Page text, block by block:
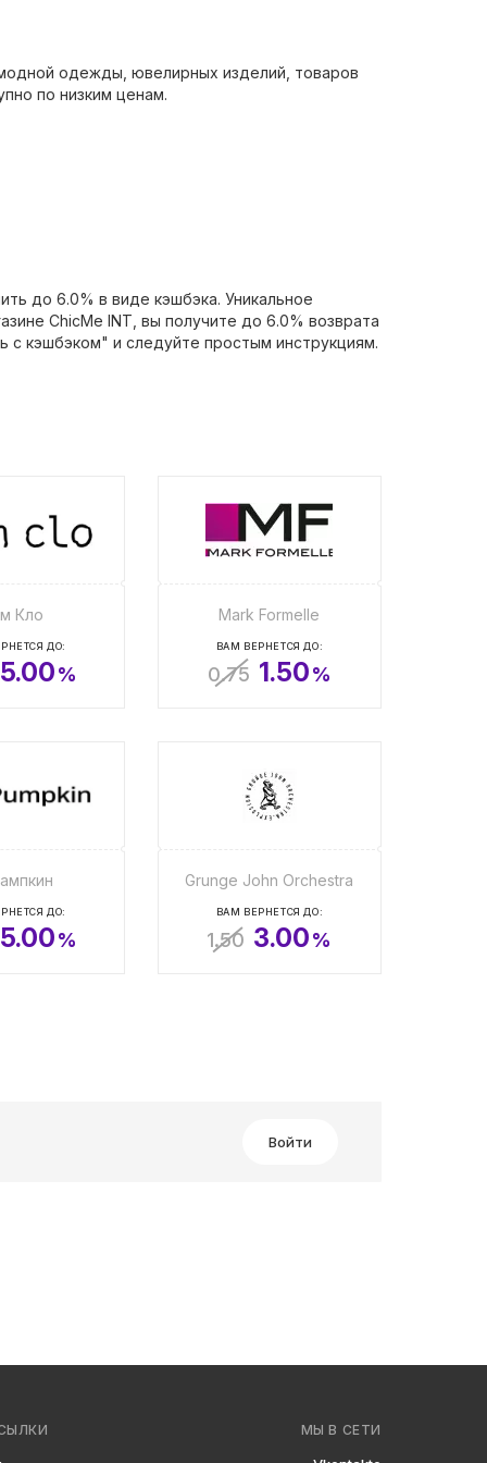
одежды, ювелирных изделий, товаров
по низким ценам.
до 6.0% в виде кэшбэка. Уникальное
ChicMe INT, вы получите до 6.0% возврата
с кэшбэком" и следуйте простым инструкциям.
Кло
ДО:
5.00%
Mark Formelle
ВАМ ВЕРНЕТСЯ ДО:
0.75 1.50%
ДО:
5.00%
Grunge John Orchestra
ВАМ ВЕРНЕТСЯ ДО:
1.50 3.00%
Войти
МЫ В СЕТИ